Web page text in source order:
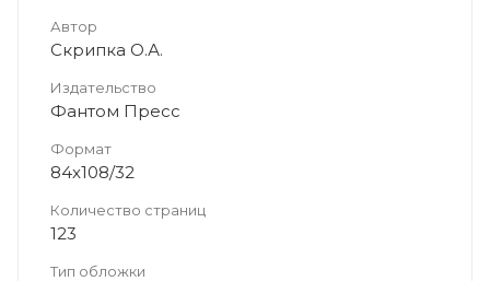
Автор
Скрипка О.А.
Издательство
Фантом Пресс
Формат
84x108/32
Количество страниц
123
Тип обложки